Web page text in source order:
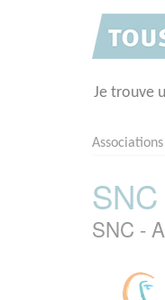
Je trouve
SNC -